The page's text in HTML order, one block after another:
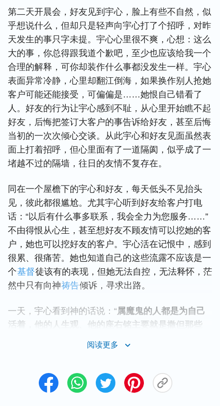
第二天开晨会，好友见到宇心，脸上有些不自然，似
乎想说什么，但却只是轻声向宇心打了个招呼，对昨
天发生的事只字未提。宇心心里很不爽，心想：这么
大的事，你总得跟我道个歉吧，至少也应该给我一个
合理的解释，可你却装作什么事都没发生一样。宇心
表面异常冷静，心里却翻江倒海，如果换作别人抢她
客户可能还能接受，可偏偏是……她恨自己错看了
人。好友的行为让宇心感到不耻，从心里开始瞧不起
好友，后悔把签订大客户的事告诉给好友，甚至后悔
当初的一次次倾心交谈。从此宇心和好友见面虽然表
面上打着招呼，但心里面有了一道隔阂，似乎成了一
堵越不过的隔墙，往日的友情不复存在。
同在一个屋檐下的宇心和好友，每天低头不见抬头
见，彼此都很尴尬。尤其宇心听到好友给客户打电
话：“以后有什么事多联系，我会全力为您服务……”
不由得恨从心生，甚至想好友不顾友情可以挖她的客
户，她也可以挖好友的客户。宇心活在记恨中，感到
很累、很痛苦。她也知道自己的这些流露不应该是一
个基督徒该有的表现，但她无法自控，无法释怀，茫
然中只有向神祷告倾诉，寻求出路。
一天，宇心看到神的话说：“属魔鬼的人都是为自己
活着，他的人生观、他的座右铭主要就是撒但那些
话，‘人不为己，天诛地灭’等，都是世界上的那些魔
生命了，还有佛教、道教的名言，著名人物口里常说
的那些经典的话，都是撒但哲学、撒但本性的概括，
阅读更多